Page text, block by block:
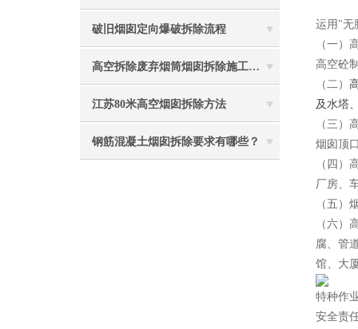
破旧烟囱定向爆破拆除流程
高空拆除废弃烟筒烟囱拆除施工措施 ：
江苏80米高空烟囱拆除方法
钢筋混凝土烟囱拆除要求有哪些？
运用"无
（一）
高空砼
（二）
及水塔
（三）
烟囱顶
（四）
厂房、
（五）
（六）
腐、管
馆、大
特种作
安全责